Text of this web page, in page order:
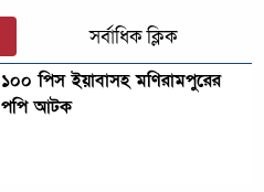
সর্বাধিক ক্লিক
১০০ পিস ইয়াবাসহ মণিরামপুরের
পপি আটক